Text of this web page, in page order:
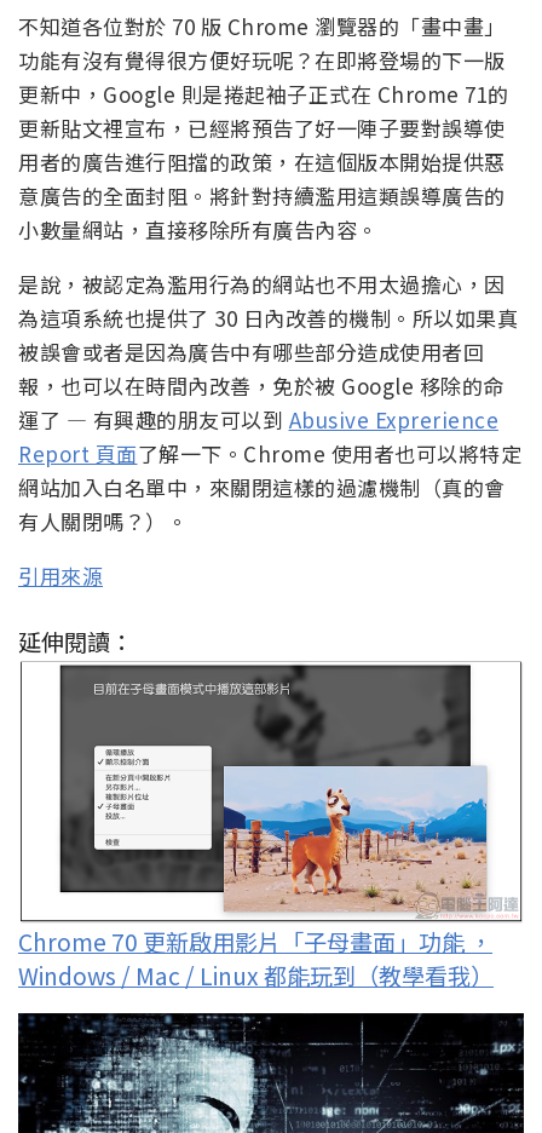
不知道各位對於 70 版 Chrome 瀏覽器的「畫中畫」
功能有沒有覺得很方便好玩呢？在即將登場的下一版
更新中，Google 則是捲起袖子正式在 Chrome 71的
更新貼文裡宣布，已經將預告了好一陣子要對誤導使
用者的廣告進行阻擋的政策，在這個版本開始提供惡
意廣告的全面封阻。將針對持續濫用這類誤導廣告的
小數量網站，直接移除所有廣告內容。
是說，被認定為濫用行為的網站也不用太過擔心，因
為這項系統也提供了 30 日內改善的機制。所以如果真
被誤會或者是因為廣告中有哪些部分造成使用者回
報，也可以在時間內改善，免於被 Google 移除的命
運了 — 有興趣的朋友可以到 Abusive Exprerience
Report 頁面了解一下。Chrome 使用者也可以將特定
網站加入白名單中，來關閉這樣的過濾機制（真的會
有人關閉嗎？）。
引用來源
延伸閱讀：
Chrome 70 更新啟用影片「子母畫面」功能 ，
Windows / Mac / Linux 都能玩到（教學看我）